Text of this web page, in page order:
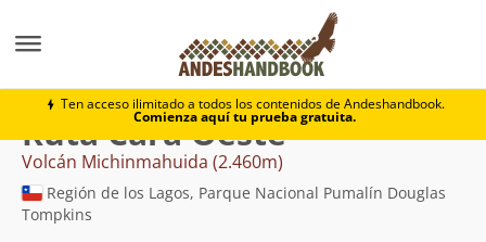
Ten acceso ilimitado a todos los contenidos de Andeshandbook.
Comienza aquí tu prueba gratuita.
Volcán Michinmahuida
Ruta Cara Oeste
Volcán Michinmahuida (2.460m)
Región de los Lagos, Parque Nacional Pumalín Douglas
Tompkins